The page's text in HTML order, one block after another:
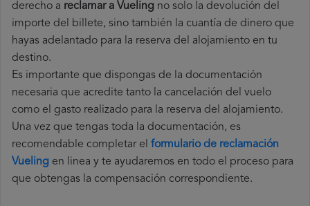
derecho a reclamar a Vueling no solo la devolución del
importe del billete, sino también la cuantía de dinero que
hayas adelantado para la reserva del alojamiento en tu
destino.
Es importante que dispongas de la documentación
necesaria que acredite tanto la cancelación del vuelo
como el gasto realizado para la reserva del alojamiento.
Una vez que tengas toda la documentación, es
recomendable completar el formulario de reclamación
Vueling en linea y te ayudaremos en todo el proceso para
que obtengas la compensación correspondiente.